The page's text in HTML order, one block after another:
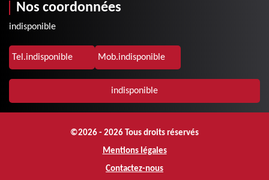
Nos coordonnées
indisponible
Tel.indisponible Mob.indisponible
indisponible
©2026 - 2026 Tous droits réservés
Mentions légales
Contactez-nous